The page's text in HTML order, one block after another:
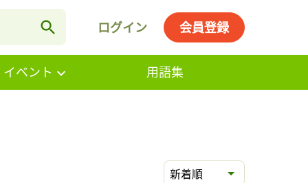
ログイン 会員登録
ベント 用語集
新着順